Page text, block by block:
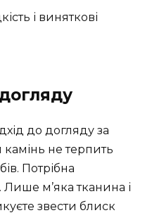
і виняткові
до догляду за
не терпить
Потрібна
Лише м’яка тканина і
звести блиск